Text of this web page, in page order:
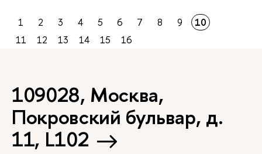
1 2 3 4 5 6 7 8 9
10
11
12 13 14 15 16
109028, Москва,
Покровский бульвар, д.
11, L102